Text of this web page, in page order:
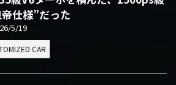
仕様”だった
5/19
CAR